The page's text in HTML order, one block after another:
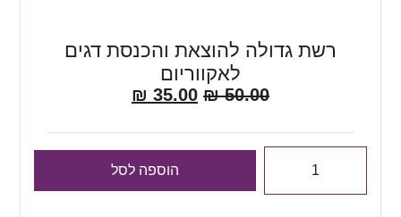
רשת גדולה להוצאת והכנסת דגים
לאקווריום
50.00
₪
35.00
₪
הוספה לסל